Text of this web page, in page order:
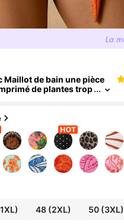
Maillot de bain une pièce
de plantes trop
48(2XL) 50(3XL)